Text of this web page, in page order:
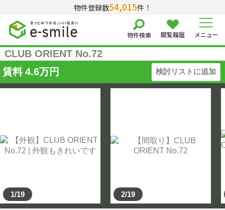
物件登録数54,015件！
物件検索 閲覧履歴 メニュー
CLUB ORIENT No.72
賃料 4.6万円 検討リストに追加
1/19 2/19